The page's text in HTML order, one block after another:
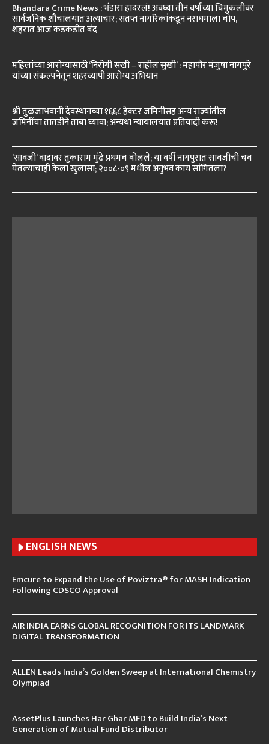
Bhandara Crime News : भंडारा हादरलं! अवघ्या तीन वर्षांच्या चिमुकलीवर
सार्वजनिक शौचालयात अत्याचार; संतप्त नागरिकांकडून नराधमाला चोप,
शहरात आज कडकडीत बंद
महिलांच्या आरोग्यासाठी ‘निरोगी सखी – राहील सुखी’ : महापौर मंजुषा नागपुरे
यांच्या संकल्पनेतून शहरव्यापी आरोग्य अभियान
श्री तुळजाभवानी देवस्थानच्या १६६८ हेक्टर जमिनींसह अन्य राज्यांतील
जमिनींचा तातडीने ताबा घ्यावा; अन्यथा न्यायालयात प्रतिवादी करू!
‘सावजी’ वादावर तुकाराम मुंढे प्रथमच बोलले; या वर्षी नागपुरात सावजीची चव
घेतल्याचाही केला खुलासा; २००८-०९ मधील अनुभव काय सांगितला?
ENGLISH NEWS
Emcure to Expand the Use of Poviztra® for MASH Indication
Following CDSCO Approval
AIR INDIA EARNS GLOBAL RECOGNITION FOR ITS LANDMARK
DIGITAL TRANSFORMATION
ALLEN Leads India’s Golden Sweep at International Chemistry
Olympiad
AssetPlus Launches Har Ghar MFD to Build India’s Next
Generation of Mutual Fund Distributor